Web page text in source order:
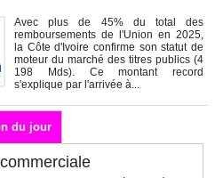
Avec plus de 45% du total des
remboursements de l'Union en 2025,
la Côte d'Ivoire confirme son statut de
moteur du marché des titres publics (4
198 Mds). Ce montant record
s'explique par l'arrivée à...
du jour